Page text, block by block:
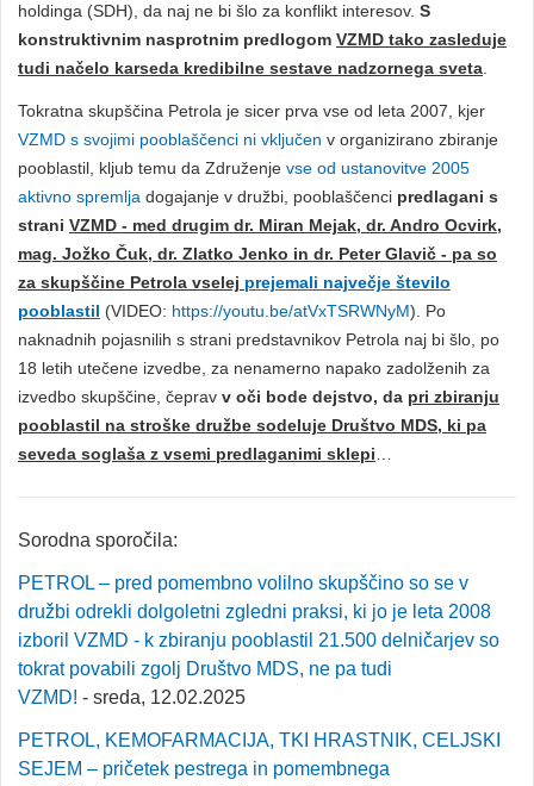
holdinga (SDH), da naj ne bi šlo za konflikt interesov. S
konstruktivnim nasprotnim predlogom VZMD tako zasleduje
tudi načelo karseda kredibilne sestave nadzornega sveta
Tokratna skupščina Petrola je sicer prva vse od leta 2007, kjer
VZMD s svojimi pooblaščenci ni vključen v organizirano zbiranje
pooblastil, kljub temu da Združenje vse od ustanovitve 2005
aktivno spremlja dogajanje v družbi, pooblaščenci predlagani s
strani VZMD - med drugim dr. Miran Mejak, dr. Andro Ocvirk,
mag. Jožko Čuk, dr. Zlatko Jenko in dr. Peter Glavič - pa so
za skupščine Petrola vselej prejemali največje število
pooblastil (VIDEO: https://youtu.be/atVxTSRWNyM). Po
naknadnih pojasnilih s strani predstavnikov Petrola naj bi šlo, po
18 letih utečene izvedbe, za nenamerno napako zadolženih za
izvedbo skupščine, čeprav v oči bode dejstvo, da pri zbiranju
pooblastil na stroške družbe sodeluje Društvo MDS, ki pa
seveda soglaša z vsemi predlaganimi sklepi
Sorodna sporočila:
PETROL – pred pomembno volilno skupščino so se v
družbi odrekli dolgoletni zgledni praksi, ki jo je leta 2008
izboril VZMD - k zbiranju pooblastil 21.500 delničarjev so
tokrat povabili zgolj Društvo MDS, ne pa tudi
VZMD! - sreda, 12.02.2025
PETROL, KEMOFARMACIJA, TKI HRASTNIK, CELJSKI
SEJEM – pričetek pestrega in pomembnega